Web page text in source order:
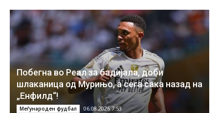
Побегна во Реал за бадијала, доби
шлаканица од Мурињо, а сега сака назад на
„Енфилд“!
Меѓународен фудбал 06.08.2026 7:53